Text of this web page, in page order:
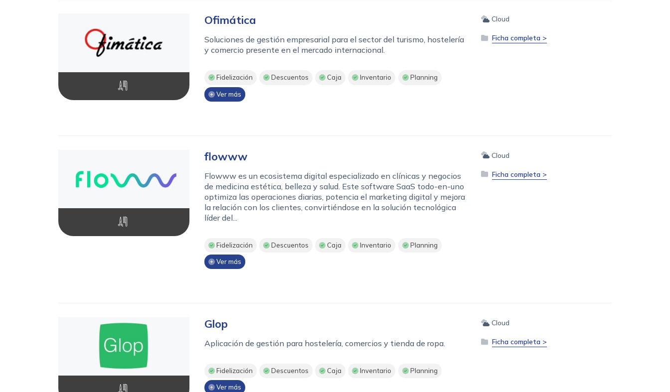
Ofimática
Soluciones de gestión empresarial para el sector del turismo, hostelería
y comercio presente en el mercado internacional.
Fidelización Descuentos Caja Inventario Planning
Ver más
Cloud
Ficha completa >
flowww
Flowww es un ecosistema digital especializado en clínicas y negocios
de medicina estética, belleza y salud. Este software SaaS todo-en-uno
optimiza las operaciones diarias, potencia el marketing digital y mejora
la relación con los clientes, convirtiéndose en la solución tecnológica
líder del...
Fidelización Descuentos Caja Inventario Planning
Ver más
Cloud
Ficha completa >
Glop
Aplicación de gestión para hostelería, comercios y tienda de ropa.
Fidelización Descuentos Caja Inventario Planning
Ver más
Cloud
Ficha completa >